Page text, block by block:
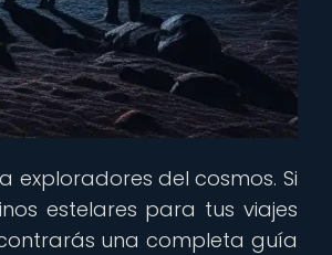
exploradores del cosmos. Si
estelares para tus viajes
una completa guía